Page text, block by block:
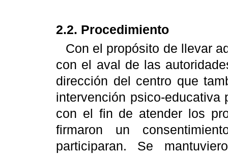
2.2. Procedimiento
Con el propósito de llevar
con el aval de las
dirección del centro que
intervención psico-educativa
con el fin de atender los
firmaron un
participaran. Se